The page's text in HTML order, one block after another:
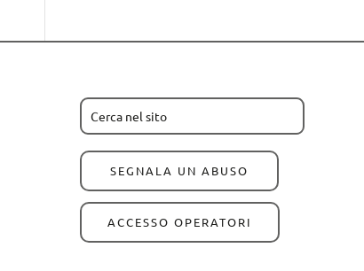
SEGNALA UN ABUSO
ACCESSO OPERATORI